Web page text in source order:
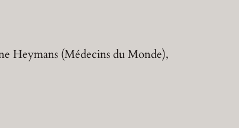
Heymans (Médecins du Monde),